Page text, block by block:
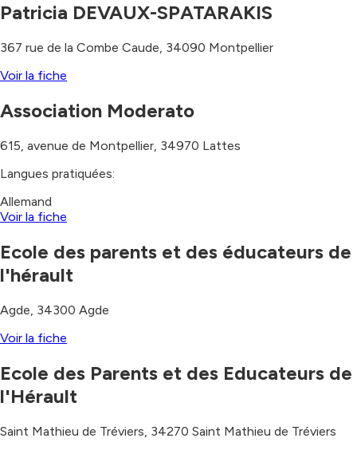
Patricia DEVAUX-SPATARAKIS
367 rue de la Combe Caude, 34090 Montpellier
Voir la fiche
Association Moderato
615, avenue de Montpellier, 34970 Lattes
Langues pratiquées:
Allemand
Voir la fiche
Ecole des parents et des éducateurs de
l'hérault
Agde, 34300 Agde
Voir la fiche
Ecole des Parents et des Educateurs de
l'Hérault
Saint Mathieu de Tréviers 34270 Saint Mathieu de Tréviers